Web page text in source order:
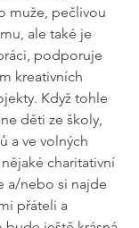
muže, pečlivou
ale také je
podporuje
kreativních
Když tohle
děti ze školy,
a ve volných
charitativní
a/nebo si najde
přáteli a